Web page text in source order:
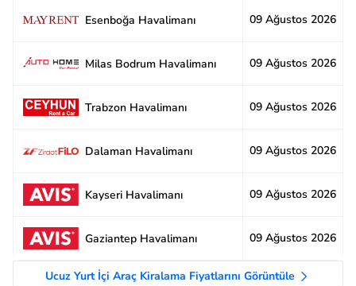
Esenboğa Havalimanı 09 Ağustos 2026
Milas Bodrum Havalimanı 09 Ağustos 2026
Trabzon Havalimanı 09 Ağustos 2026
Dalaman Havalimanı 09 Ağustos 2026
Kayseri Havalimanı 09 Ağustos 2026
Gaziantep Havalimanı 09 Ağustos 2026
Ucuz Yurt İçi Araç Kiralama Fiyatlarını Görüntüle